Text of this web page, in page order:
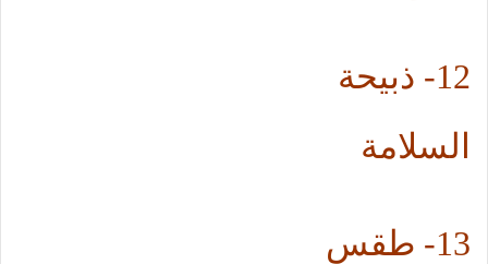
12-
ذبيحة
السلامة
13-
طقس